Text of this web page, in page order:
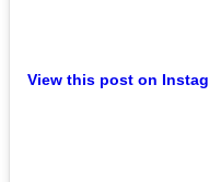
View this post on